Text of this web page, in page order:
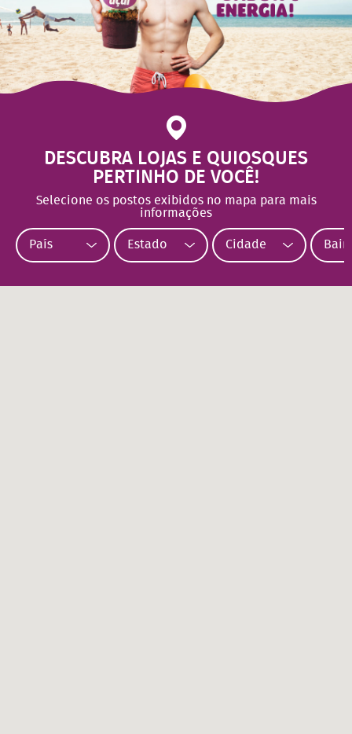
DESCUBRA LOJAS E QUIOSQUES
PERTINHO DE VOCÊ!
Selecione os postos exibidos no mapa para mais
informações